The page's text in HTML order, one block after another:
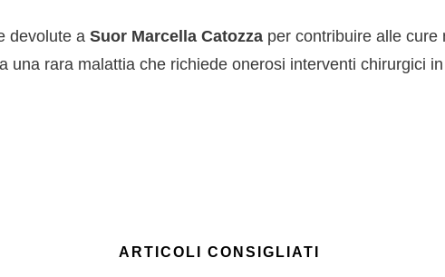
devolute a Suor Marcella Catozza per contribuire alle
una rara malattia che richiede onerosi interventi chirurgici
ARTICOLI CONSIGLIATI